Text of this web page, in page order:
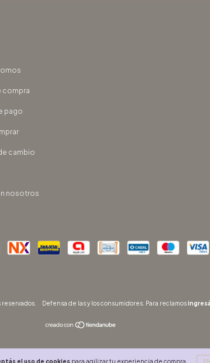
el uso de cookies para agilizar tu experiencia de compra.
compra
pago
cambio
nosotros
Defensa de las y los consumidores. Para reclamos